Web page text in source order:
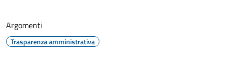
Argomenti
Trasparenza amministrativa